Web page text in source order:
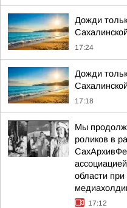
Дожди
17:24
Дожди
17:18
Мы
роликов в
области
17:12